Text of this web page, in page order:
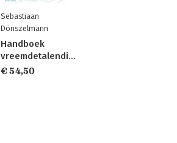
Sebastiaan
Dönszelmann
Handboek
vreemdetalendidactiek
€ 54,50